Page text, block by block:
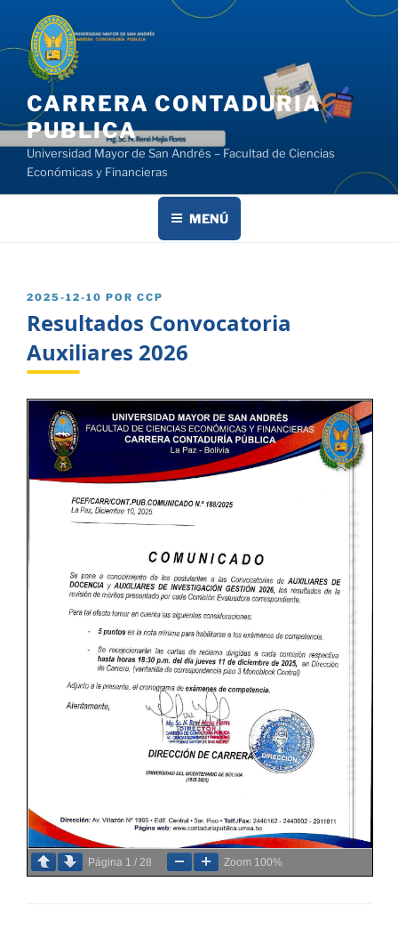
contenido
CARRERA CONTADURIA
PUBLICA
Universidad Mayor de San Andrés – Facultad de Ciencias
Económicas y Financieras
MENÚ
PUBLICADO
2025-12-10 POR CCP
Resultados Convocatoria
Auxiliares 2026
Página 1 / 28 Zoom 100%